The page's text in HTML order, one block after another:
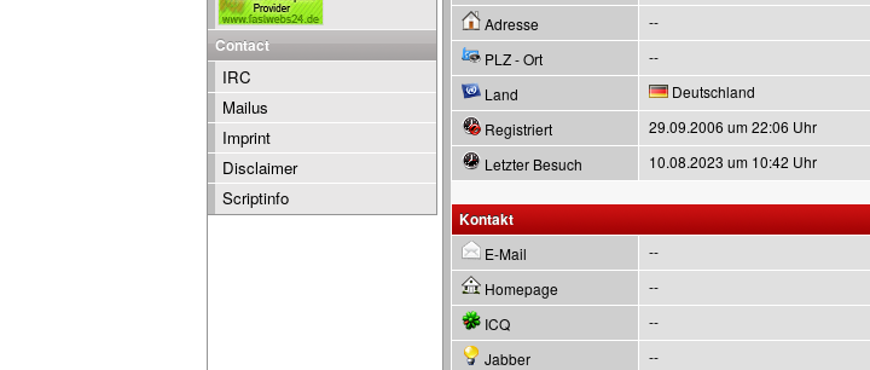
Adresse
--
PLZ - Ort
--
Land
Deutschland
Registriert
29.09.2006 um 22:06 Uhr
Letzter Besuch
10.08.2023 um 10:42 Uhr
Kontakt
E-Mail
--
Homepage
--
ICQ
--
Jabber
--
Contact
IRC
Mailus
Imprint
Disclaimer
Scriptinfo